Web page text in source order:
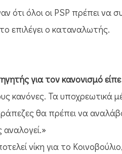
ότι όλοι οι PSP πρέπει να
επιλέγει ο καταναλωτής.
για τον κανονισμό
κανόνες. Τα
θα πρέπει να
νίκη για το